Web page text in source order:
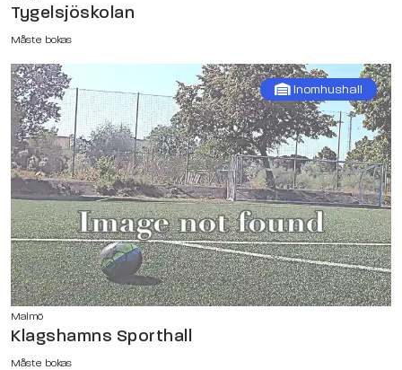
Tygelsjöskolan
Måste bokas
Inomhushall
Malmö
Klagshamns Sporthall
Måste bokas